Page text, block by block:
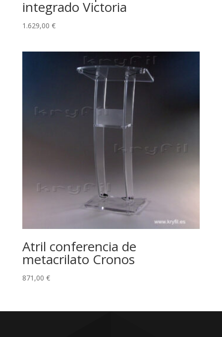
integrado Victoria
1.629,00 €
Atril conferencia de
metacrilato Cronos
871,00 €